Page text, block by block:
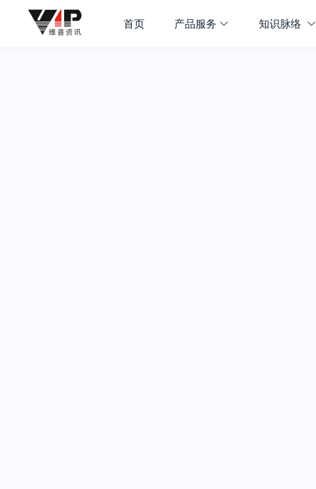
首页 产品服务 知识脉络